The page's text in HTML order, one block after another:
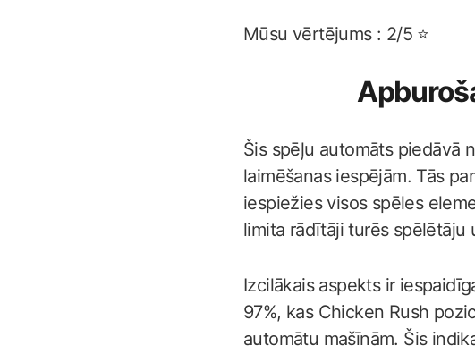
Mūsu vērtējums : 2/5 ⭐
Šis spēļu automāts piedāvā
laimēšanas iespējām. Tās
iespiežies visos spēles
limita rādītāji turēs spēlētāju
Izcilākais aspekts ir
97%, kas Chicken Rush
automātu mašīnām. Šis